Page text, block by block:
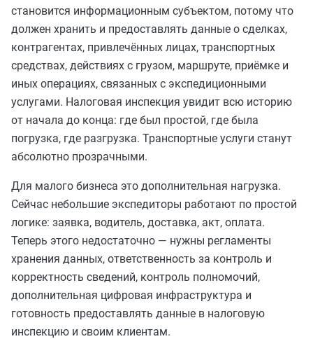
становится информационным субъектом, потому что
должен хранить и предоставлять данные о сделках,
контрагентах, привлечённых лицах, транспортных
средствах, действиях с грузом, маршруте, приёмке и
иных операциях, связанных с экспедиционными
услугами. Налоговая инспекция увидит всю историю
от начала до конца: где был простой, где была
погрузка, где разгрузка. Транспортные услуги станут
абсолютно прозрачными.
Для малого бизнеса это дополнительная нагрузка.
Сейчас небольшие экспедиторы работают по простой
логике: заявка, водитель, доставка, акт, оплата.
Теперь этого недостаточно — нужны регламенты
хранения данных, ответственность за контроль и
корректность сведений, контроль полномочий,
дополнительная цифровая инфраструктура и
готовность предоставлять данные в налоговую
инспекцию и своим клиентам.